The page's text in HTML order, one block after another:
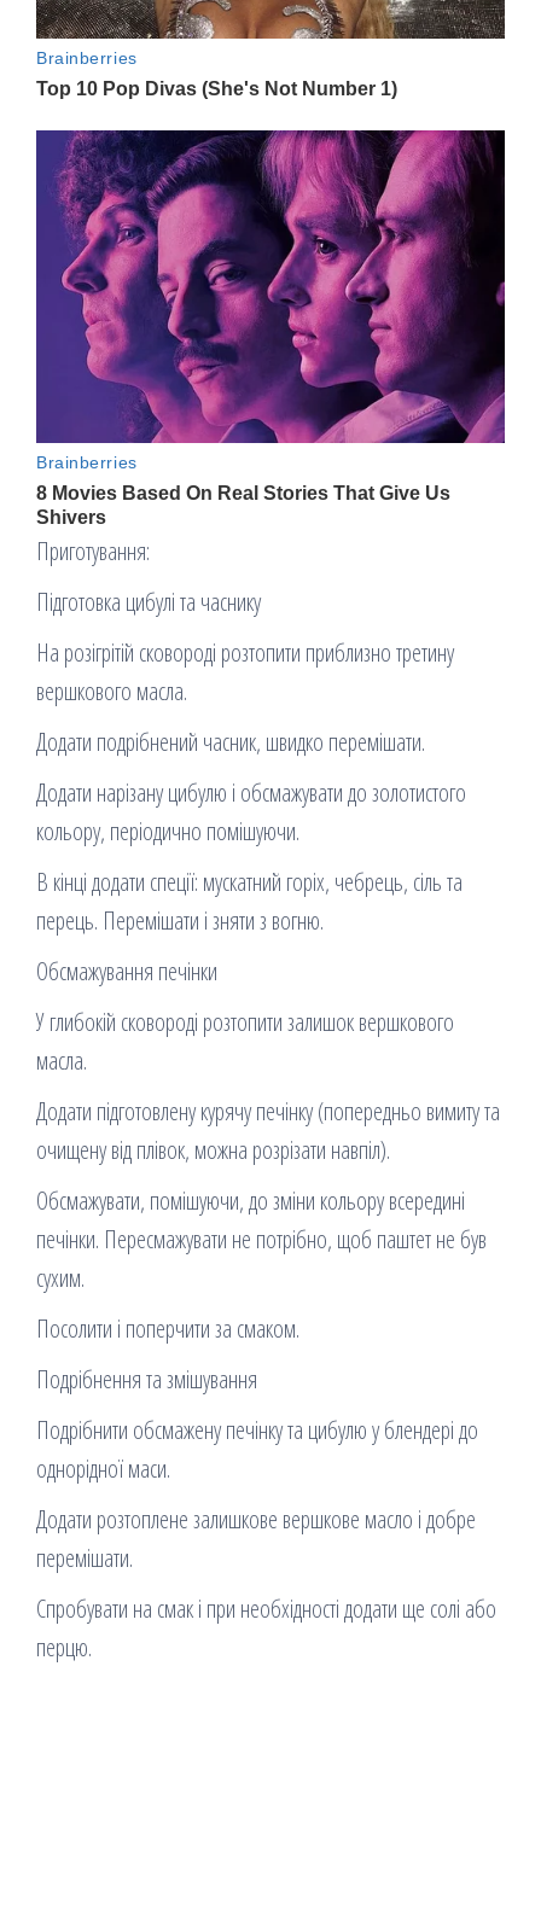
Приготування:
Підготовка цибулі та часнику
На розігрітій сковороді розтопити приблизно третину
вершкового масла.
Додати подрібнений часник, швидко перемішати.
Додати нарізану цибулю і обсмажувати до золотистого
кольору, періодично помішуючи.
В кінці додати спеції: мускатний горіх, чебрець, сіль та
перець. Перемішати і зняти з вогню.
Обсмажування печінки
У глибокій сковороді розтопити залишок вершкового
масла.
Додати підготовлену курячу печінку (попередньо вимиту та
очищену від плівок, можна розрізати навпіл).
Обсмажувати, помішуючи, до зміни кольору всередині
печінки. Пересмажувати не потрібно, щоб паштет не був
сухим.
Посолити і поперчити за смаком.
Подрібнення та змішування
Подрібнити обсмажену печінку та цибулю у блендері до
однорідної маси.
Додати розтоплене залишкове вершкове масло і добре
перемішати.
Спробувати на смак і при необхідності додати ще солі або
перцю.